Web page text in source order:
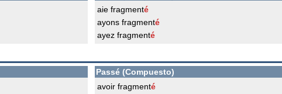
aie fragmenté
ayons fragmenté
ayez fragmenté
Passé (Compuesto)
avoir fragmenté